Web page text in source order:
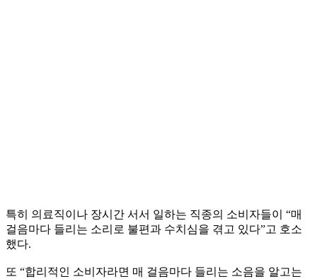
특히 의료직이나 장시간 서서 일하는 직종의 소비자들이 “매
걸음마다 들리는 소리로 불편과 수치심을 겪고 있다”고 호소
했다.
또 “합리적인 소비자라면 매 걸음마다 들리는 소음을 알고는